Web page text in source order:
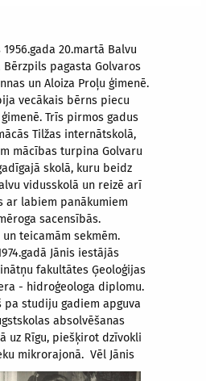
1956.gada 20.martā Balvu
Bērzpils pagasta Golvaros
un Aloiza Proļu ģimenē.
vecākais bērns piecu
Trīs pirmos gadus
Tilžas internātskolā,
mācības turpina Golvaru
skolā, kuru beidz
vidusskolā un reizē arī
ar labiem panākumiem
sacensībās.
teicamām sekmēm.
Jānis iestājās
fakultātes Ģeoloģijas
- hidroģeologa diplomu.
pa studiju gadiem apguva
absolvēšanas
uz Rīgu, piešķirot dzīvokli
mikrorajonā. Vēl Jānis